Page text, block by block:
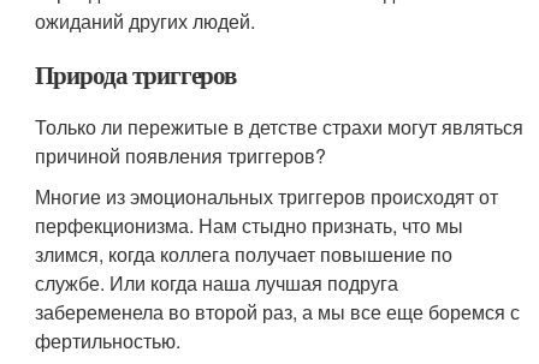
ожиданий других людей.
Природа триггеров
Только ли пережитые в детстве страхи могут являться
причиной появления триггеров?
Многие из эмоциональных триггеров происходят от
перфекционизма. Нам стыдно признать, что мы
злимся, когда коллега получает повышение по
службе. Или когда наша лучшая подруга
забеременела во второй раз, а мы все еще боремся с
фертильностью.